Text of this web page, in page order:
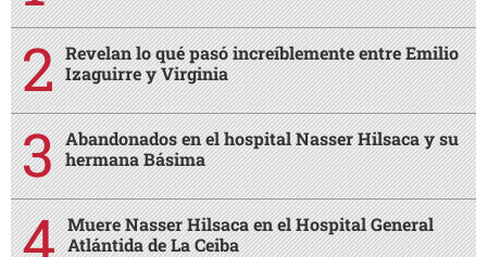
Revelan lo qué pasó increíblemente entre Emilio
Izaguirre y Virginia
Abandonados en el hospital Nasser Hilsaca y su
hermana Básima
Muere Nasser Hilsaca en el Hospital General
Atlántida de La Ceiba